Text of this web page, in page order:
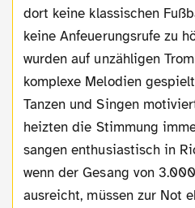
dort keine klassischen
keine Anfeuerungsrufe zu
wurden auf unzähligen
komplexe Melodien
Tanzen und Singen
heizten die Stimmung
sangen enthusiastisch in
wenn der Gesang von
ausreicht, müssen zur Not